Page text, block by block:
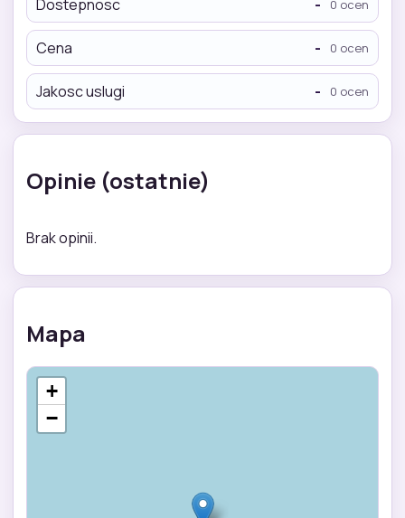
Dostepnosc - 0 ocen
Cena - 0 ocen
Jakosc uslugi - 0 ocen
Opinie (ostatnie)
Brak opinii.
Mapa
+
−